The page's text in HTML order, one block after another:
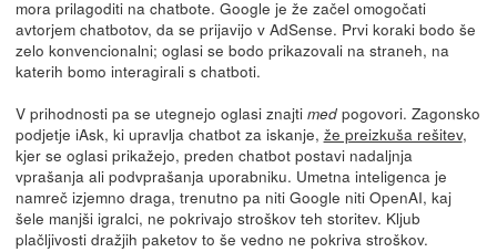
mora prilagoditi na chatbote. Google je že začel omogočati
avtorjem chatbotov, da se prijavijo v AdSense. Prvi koraki bodo še
zelo konvencionalni; oglasi se bodo prikazovali na straneh, na
katerih bomo interagirali s chatboti.
V prihodnosti pa se utegnejo oglasi znajti medpogovori. Zagonsko
podjetje iAsk, ki upravlja chatbot za iskanje, že preizkuša rešitev,
kjer se oglasi prikažejo, preden chatbot postavi nadaljnja
vprašanja ali podvprašanja uporabniku. Umetna inteligenca je
namreč izjemno draga, trenutno pa niti Google niti OpenAI, kaj
šele manjši igralci, ne pokrivajo stroškov teh storitev. Kljub
plačljivosti dražjih paketov to še vedno ne pokriva stroškov.